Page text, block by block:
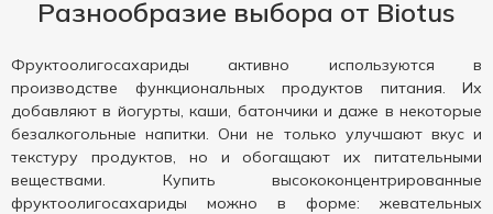
Разнообразие выбора от Biotus
Фруктоолигосахариды активно используются в
производстве функциональных продуктов питания. Их
добавляют в йогурты, каши, батончики и даже в некоторые
безалкогольные напитки. Они не только улучшают вкус и
текстуру продуктов, но и обогащают их питательными
веществами. Купить высококонцентрированные
фруктоолигосахариды можно в форме: жевательных